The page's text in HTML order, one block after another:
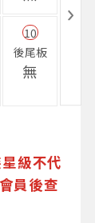
10
後尾板
無
級不代
員後查